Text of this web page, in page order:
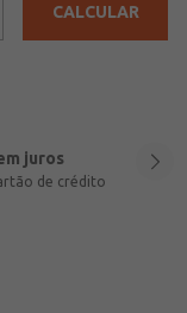
CALCULAR
juros
de crédito